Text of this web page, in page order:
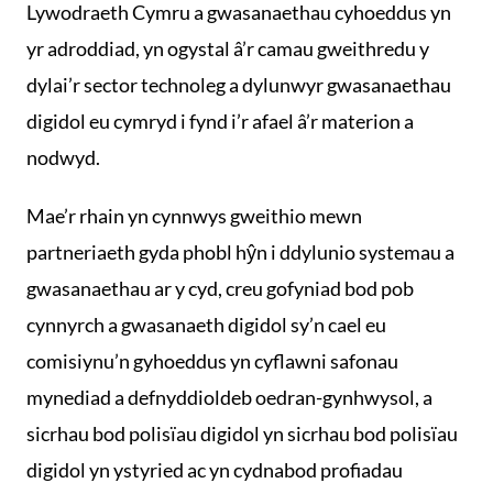
Lywodraeth Cymru a gwasanaethau cyhoeddus yn
yr adroddiad, yn ogystal â’r camau gweithredu y
dylai’r sector technoleg a dylunwyr gwasanaethau
digidol eu cymryd i fynd i’r afael â’r materion a
nodwyd.
Mae’r rhain yn cynnwys gweithio mewn
partneriaeth gyda phobl hŷn i ddylunio systemau a
gwasanaethau ar y cyd, creu gofyniad bod pob
cynnyrch a gwasanaeth digidol sy’n cael eu
comisiynu’n gyhoeddus yn cyflawni safonau
mynediad a defnyddioldeb oedran-gynhwysol, a
sicrhau bod polisïau digidol yn sicrhau bod polisïau
digidol yn ystyried ac yn cydnabod profiadau